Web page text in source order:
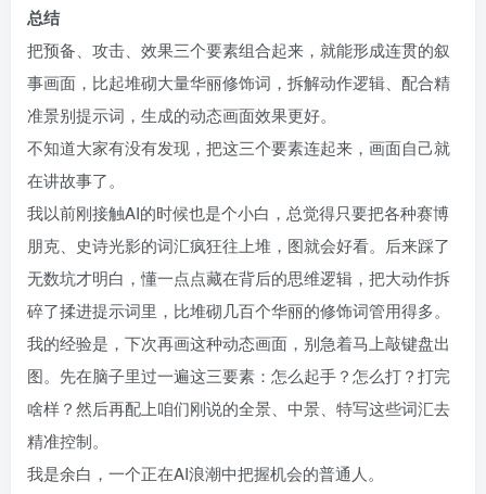
总结
把预备、攻击、效果三个要素组合起来，就能形成连贯的叙
事画面，比起堆砌大量华丽修饰词，拆解动作逻辑、配合精
准景别提示词，生成的动态画面效果更好。
不知道大家有没有发现，把这三个要素连起来，画面自己就
在讲故事了。
我以前刚接触AI的时候也是个小白，总觉得只要把各种赛博
朋克、史诗光影的词汇疯狂往上堆，图就会好看。后来踩了
无数坑才明白，懂一点点藏在背后的思维逻辑，把大动作拆
碎了揉进提示词里，比堆砌几百个华丽的修饰词管用得多。
我的经验是，下次再画这种动态画面，别急着马上敲键盘出
图。先在脑子里过一遍这三要素：怎么起手？怎么打？打完
啥样？然后再配上咱们刚说的全景、中景、特写这些词汇去
精准控制。
我是余白，一个正在AI浪潮中把握机会的普通人。